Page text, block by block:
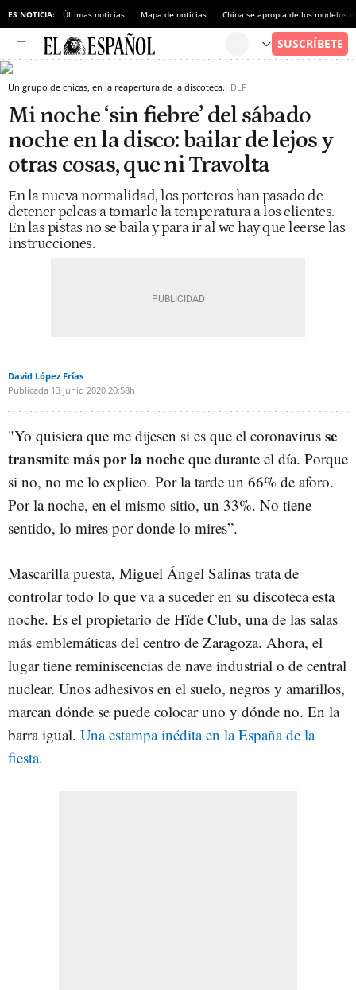
ES NOTICIA: Últimas noticias Mapa de noticias China se apropia de los modelos
Un grupo de chicas, en la reapertura de la discoteca. DLF
Mi noche ‘sin fiebre’ del sábado
noche en la disco: bailar de lejos y
otras cosas, que ni Travolta
En la nueva normalidad, los porteros han pasado de
detener peleas a tomarle la temperatura a los clientes.
En las pistas no se baila y para ir al wc hay que leerse las
instrucciones.
David López Frías
Publicada 13 junio 2020 20:58h
"Yo quisiera que me dijesen si es que el coronavirus se
transmite más por la noche que durante el día. Porque
si no, no me lo explico. Por la tarde un 66% de aforo.
Por la noche, en el mismo sitio, un 33%. No tiene
sentido, lo mires por donde lo mires”.
Mascarilla puesta, Miguel Ángel Salinas trata de
controlar todo lo que va a suceder en su discoteca esta
noche. Es el propietario de Hïde Club, una de las salas
más emblemáticas del centro de Zaragoza. Ahora, el
lugar tiene reminiscencias de nave industrial o de central
nuclear. Unos adhesivos en el suelo, negros y amarillos,
marcan dónde se puede colocar uno y dónde no. En la
barra igual. Una estampa inédita en la España de la
fiesta.